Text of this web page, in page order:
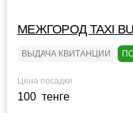
МЕЖГОРОД TAXI
ВЫДАЧА КВИТАНЦИИ
Цена посадки
100 тенге